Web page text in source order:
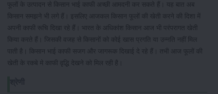
फूलों के उत्पादन से किसान भाई काफी अच्छी आमदनी कर सकते हैं। यह बात अब
किसान समझने भी लगे हैं। इसलिए आजकल किसान फूलों की खेती करने की दिशा में
अपनी काफी रूचि दिखा रहे हैं। भारत के अधिकांश किसान आज भी परंपरागत खेती
किया करते हैं। जिसकी वजह से किसानों को कोई खास प्रगति या उन्नति नहीं मिल
पाती है। किसान भाई काफी सजग और जागरूक दिखाई दे रहे हैं। तभी आज फूलों की
खेती के रकबे मे काफी वृद्धि देखने को मिल रही है।